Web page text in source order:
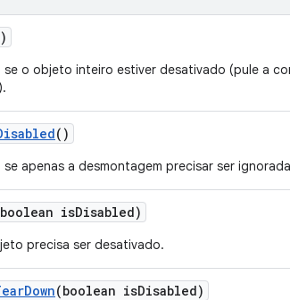
se o objeto inteiro estiver desativado (pule a
()
se apenas a desmontagem precisar ser
isDisabled)
precisa ser desativado.
Down(boolean isDisabled)